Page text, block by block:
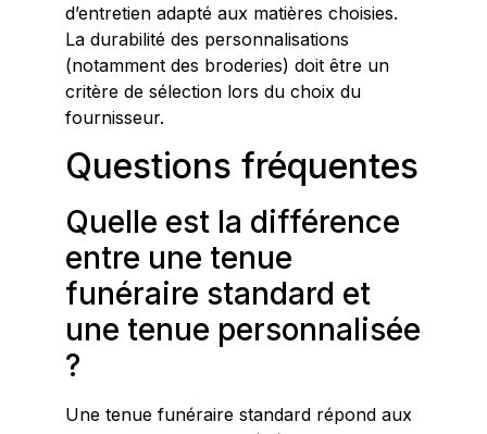
d’entretien adapté aux matières choisies.
La durabilité des personnalisations
(notamment des broderies) doit être un
critère de sélection lors du choix du
fournisseur.
Questions fréquentes
Quelle est la différence
entre une tenue
funéraire standard et
une tenue personnalisée
?
Une tenue funéraire standard répond aux